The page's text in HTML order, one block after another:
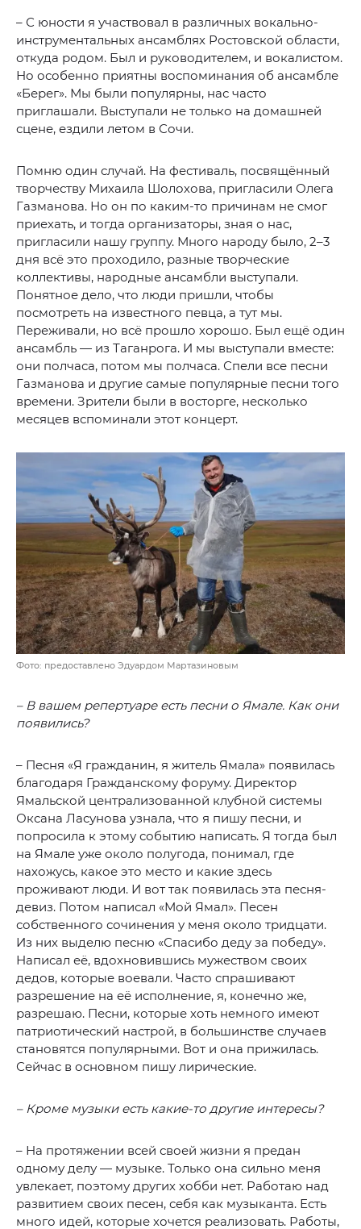
– С юности я участвовал в различных вокально-
инструментальных ансамблях Ростовской области,
откуда родом. Был и руководителем, и вокалистом.
Но особенно приятны воспоминания об ансамбле
«Берег». Мы были популярны, нас часто
приглашали. Выступали не только на домашней
сцене, ездили летом в Сочи.
Помню один случай. На фестиваль, посвящённый
творчеству Михаила Шолохова, пригласили Олега
Газманова. Но он по каким-то причинам не смог
приехать, и тогда организаторы, зная о нас,
пригласили нашу группу. Много народу было, 2–3
дня всё это проходило, разные творческие
коллективы, народные ансамбли выступали.
Понятное дело, что люди пришли, чтобы
посмотреть на известного певца, а тут мы.
Переживали, но всё прошло хорошо. Был ещё один
ансамбль — из Таганрога. И мы выступали вместе:
они полчаса, потом мы полчаса. Спели все песни
Газманова и другие самые популярные песни того
времени. Зрители были в восторге, несколько
месяцев вспоминали этот концерт.
Фото: предоставлено Эдуардом Мартазиновым
– В вашем репертуаре есть песни о Ямале. Как они
появились?
– Песня «Я гражданин, я житель Ямала» появилась
благодаря Гражданскому форуму. Директор
Ямальской централизованной клубной системы
Оксана Ласунова узнала, что я пишу песни, и
попросила к этому событию написать. Я тогда был
на Ямале уже около полугода, понимал, где
нахожусь, какое это место и какие здесь
проживают люди. И вот так появилась эта песня-
девиз. Потом написал «Мой Ямал». Песен
собственного сочинения у меня около тридцати.
Из них выделю песню «Спасибо деду за победу».
Написал её, вдохновившись мужеством своих
дедов, которые воевали. Часто спрашивают
разрешение на её исполнение, я, конечно же,
разрешаю. Песни, которые хоть немного имеют
патриотический настрой, в большинстве случаев
становятся популярными. Вот и она прижилась.
Сейчас в основном пишу лирические.
– Кроме музыки есть какие-то другие интересы?
– На протяжении всей своей жизни я предан
одному делу — музыке. Только она сильно меня
увлекает, поэтому других хобби нет. Работаю над
развитием своих песен, себя как музыканта. Есть
много идей, которые хочется реализовать. Работы,